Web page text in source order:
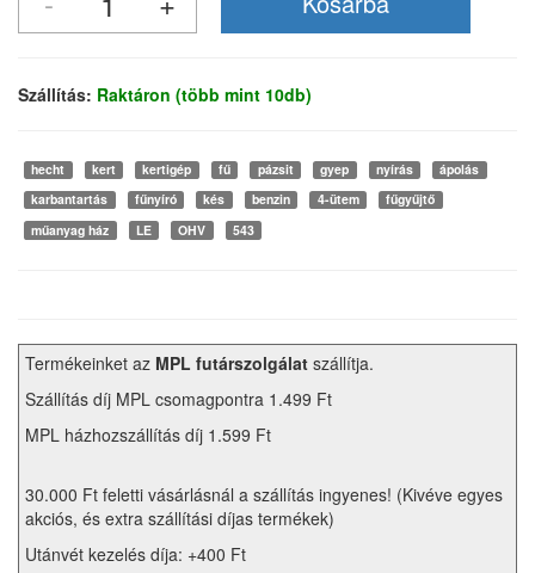
Szállítás: Raktáron (több mint 10db)
hecht kert kertigép fű pázsit gyep nyírás
ápolás
karbantartás
fűnyíró kés benzin 4-ütem
fűgyűjtő
műanyag ház
LE OHV 543
Termékeinket az MPL futárszolgálat szállítja.
Szállítás díj MPL csomagpontra 1.499 Ft
MPL házhozszállítás díj 1.599 Ft
30.000 Ft feletti vásárlásnál a szállítás ingyenes! (Kivéve egyes
akciós, és extra szállítási díjas termékek)
Utánvét kezelés díja: +400 Ft